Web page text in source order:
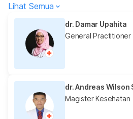
Lihat Semua
dr. Damar Upahita
General Practitioner
dr. Andreas Wilson
Magister Kesehatan